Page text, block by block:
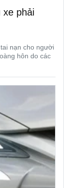
xe phải
nạn cho người
hôn do các